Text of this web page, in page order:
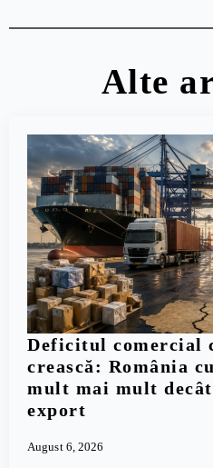
Alte
Deficitul comercial
crească: România
mult mai mult
export
August 6, 2026